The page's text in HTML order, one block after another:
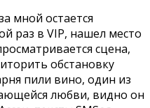
мной остается
раз в VIP, нашел место
сцена,
обстановку
пили вино, один из
любви, видно он